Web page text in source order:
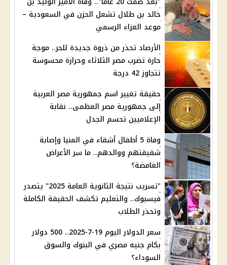
خالد بن طلال تشعل الحزن في السعودية –
موعد العزاء الرسمي
الأرصاد تحذر من ذروة جديدة للحر.. موجة
حارة تضرب مصر الثلاثاء وحرارة محسوسة
تتجاوز 42 درجة
حقيقة تغيير اسم جمهورية مصر العربية
إلى جمهورية مصر العظمى.. نقابة
الإعلاميين تحسم الجدل
وفاة 5 أطفال أشقاء في المنيا وإصابة
شقيقتهم ووالدهم.. ما سر الأعراض
الغامضة؟
"تسريب نتيجة الثانوية العامة 2025" يتصدر
فيسبوك.. والتعليم تكشف الحقيقة الكاملة
وتحذر الطلاب
سعر الدولار اليوم 19-7-2025.. 500 دولار
بكام جنيه مصري في البنوك والسوق
السوداء؟